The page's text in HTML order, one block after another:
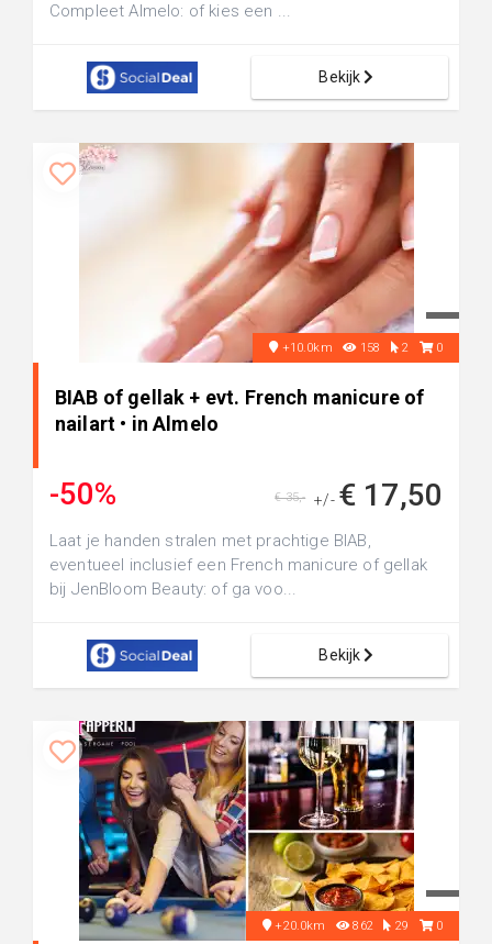
Compleet Almelo: of kies een ...
Bekijk
+10.0km 158 2 0
BIAB of gellak + evt. French manicure of
nailart • in Almelo
-50% +/- € 17,50
€ 35,-
Laat je handen stralen met prachtige BIAB,
eventueel inclusief een French manicure of gellak
bij JenBloom Beauty: of ga voo...
Bekijk
+20.0km 862 29 0